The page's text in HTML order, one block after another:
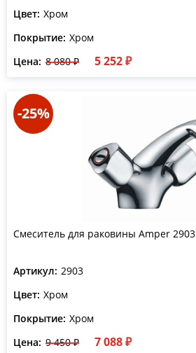
Цвет: Хром
Покрытие: Хром
Цена: 8 080 ₽ 5 252 ₽
-25%
Смеситель для раковины Amper 2903
Артикул: 2903
Цвет: Хром
Покрытие: Хром
Цена: 9 450 ₽ 7 088 ₽